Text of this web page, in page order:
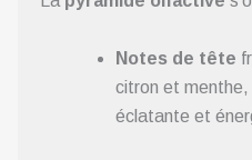
Notes de tête
citron et
éclatante et